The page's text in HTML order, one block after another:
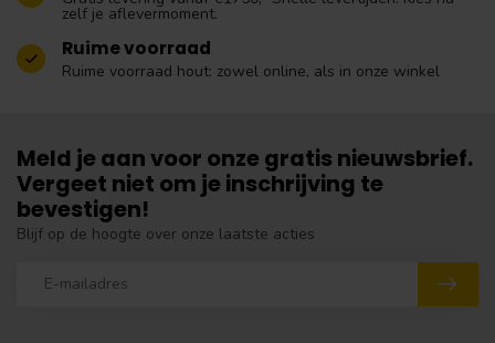
zelf je aflevermoment.
Ruime voorraad
Ruime voorraad hout: zowel online, als in onze winkel
Meld je aan voor onze gratis nieuwsbrief.
Vergeet niet om je inschrijving te
bevestigen!
Blijf op de hoogte over onze laatste acties